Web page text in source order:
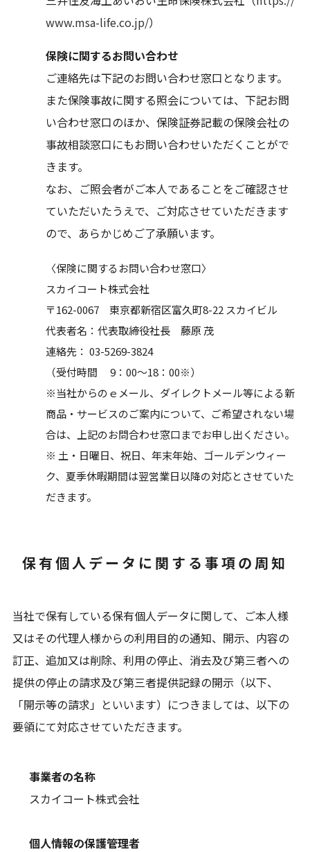
www.msa-life.co.jp/）
保険に関するお問い合わせ
ご連絡先は下記のお問い合わせ窓口となります。
また保険事故に関する照会については、下記お問
い合わせ窓口のほか、保険証券記載の保険会社の
事故相談窓口にもお問い合わせいただくことがで
きます。
なお、ご照会者がご本人であることをご確認させ
ていただいたうえで、ご対応させていただきます
ので、あらかじめご了承願います。
〈保険に関するお問い合わせ窓口〉
スカイコート株式会社
〒162-0067 東京都新宿区富久町8-22 スカイビル
代表者名：代表取締役社長 藤原 茂
連絡先： 03-5269-3824
（受付時間 9：00～18：00※）
※当社からのｅメール、ダイレクトメール等による新
商品・サービスのご案内について、ご希望されない場
合は、上記のお問合わせ窓口までお申し出ください。
※ 土・日曜日、祝日、年末年始、ゴールデンウィー
ク、夏季休暇期間は翌営業日以降の対応とさせていた
だきます。
保有個人データに関する事項の周知
当社で保有している保有個人データに関して、ご本人様
又はその代理人様からの利用目的の通知、開示、内容の
訂正、追加又は削除、利用の停止、消去及び第三者への
提供の停止の請求及び第三者提供記録の開示（以下、
「開示等の請求」といいます）につきましては、以下の
要領にて対応させていただきます。
事業者の名称
スカイコート株式会社
個人情報の保護管理者